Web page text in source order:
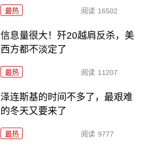
最热 阅读 16502
信息量很大！歼20越肩反杀，美
西方都不淡定了
最热 阅读 11207
泽连斯基的时间不多了，最艰难
的冬天又要来了
最热 阅读 9777